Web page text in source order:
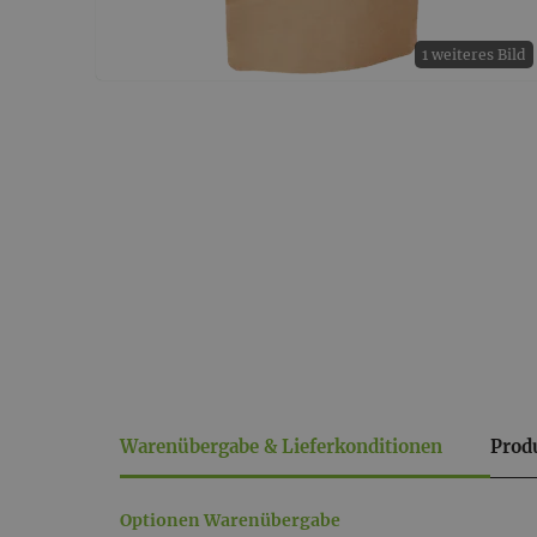
1 weiteres Bild
Warenübergabe & Lieferkonditionen
Optionen Warenübergabe